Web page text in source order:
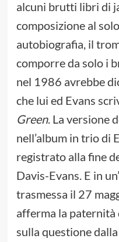
alcuni brutti libri di
composizione al
autobiografia, il
comporre da solo i
nel 1986 avrebbe
che lui ed Evans
Green. La versione
nell’album in trio di
registrato alla fine
Davis-Evans. E in
trasmessa il 27
afferma la
sulla questione